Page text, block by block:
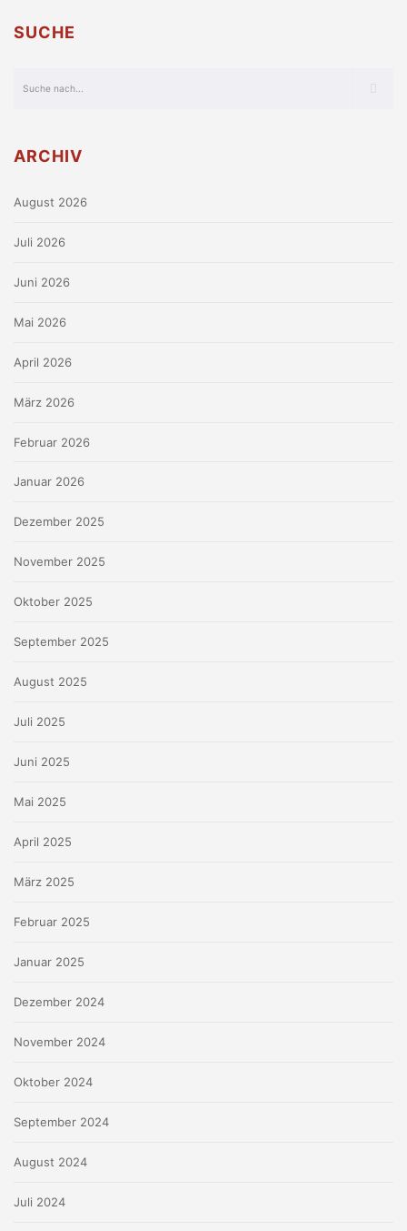
SUCHE
ARCHIV
August 2026
Juli 2026
Juni 2026
Mai 2026
April 2026
März 2026
Februar 2026
Januar 2026
Dezember 2025
November 2025
Oktober 2025
September 2025
August 2025
Juli 2025
Juni 2025
Mai 2025
April 2025
März 2025
Februar 2025
Januar 2025
Dezember 2024
November 2024
Oktober 2024
September 2024
August 2024
Juli 2024